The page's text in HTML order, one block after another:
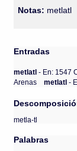
Notas: metlatl
Entradas
metlatl- En: 1547
Arenas
metlatl-
metla-tl
Palabras